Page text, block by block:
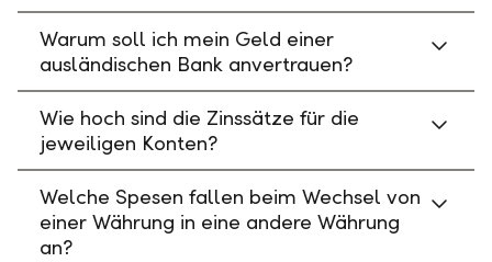
Warum soll ich mein Geld einer
ausländischen Bank anvertrauen?
Wie hoch sind die Zinssätze für die
jeweiligen Konten?
Welche Spesen fallen beim Wechsel von
einer Währung in eine andere Währung
an?